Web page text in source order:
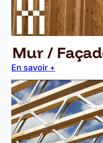
Mur /
En savoir +